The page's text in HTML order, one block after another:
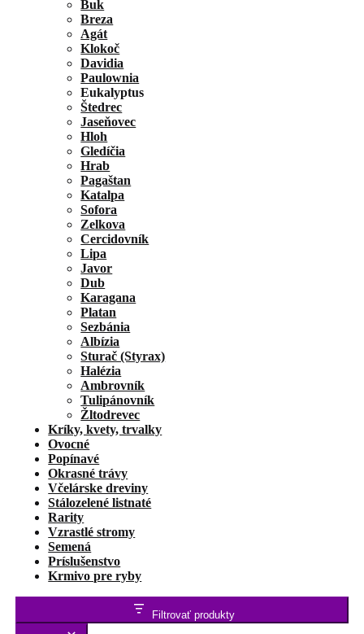
Buk
Breza
Agát
Klokoč
Davidia
Paulownia
Eukalyptus
Štedrec
Jaseňovec
Hloh
Gledíčia
Hrab
Pagaštan
Katalpa
Sofora
Zelkova
Cercidovník
Lipa
Javor
Dub
Karagana
Platan
Sezbánia
Albízia
Sturač (Styrax)
Halézia
Ambrovník
Tulipánovník
Žltodrevec
Kríky, kvety, trvalky
Ovocné
Popínavé
Okrasné trávy
Včelárske dreviny
Stálozelené listnaté
Rarity
Vzrastlé stromy
Semená
Príslušenstvo
Krmivo pre ryby
Filtrovať produkty